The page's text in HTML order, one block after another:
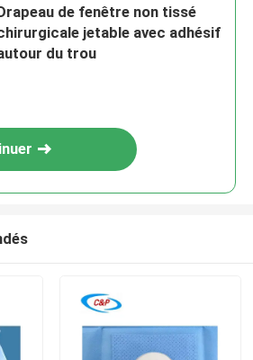
de fenêtre non tissé
jetable avec adhésif
du trou